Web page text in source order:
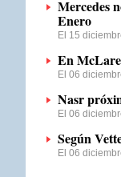
Mercedes
Enero
El 15
En
El 06
Nasr
El 06
Según
El 06